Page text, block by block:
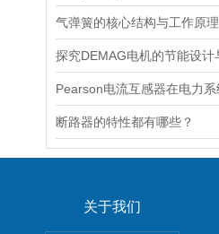
气弹簧的核心结构与工作原理
断路器的特性都有哪些？
关于我们